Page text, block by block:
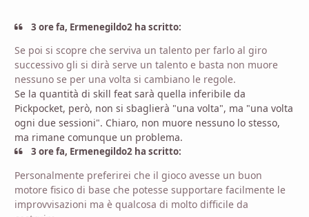
3 ore fa, Ermenegildo2 ha scritto:
Se poi si scopre che serviva un talento per farlo al giro
successivo gli si dirà serve un talento e basta non muore
nessuno se per una volta si cambiano le regole.
Se la quantità di skill feat sarà quella inferibile da
Pickpocket, però, non si sbaglierà "una volta", ma "una volta
ogni due sessioni". Chiaro, non muore nessuno lo stesso,
ma rimane comunque un problema.
3 ore fa, Ermenegildo2 ha scritto:
Personalmente preferirei che il gioco avesse un buon
motore fisico di base che potesse supportare facilmente le
improvvisazioni ma è qualcosa di molto difficile da